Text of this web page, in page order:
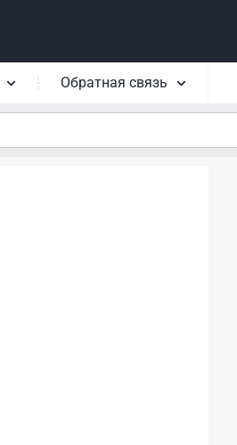
Обратная связь